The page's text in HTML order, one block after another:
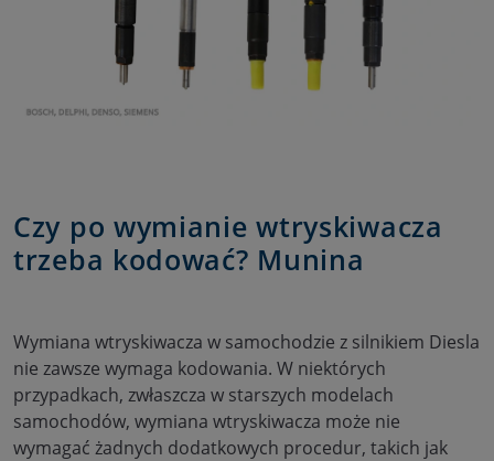
Czy po wymianie wtryskiwacza
trzeba kodować? Munina
Wymiana wtryskiwacza w samochodzie z silnikiem Diesla
nie zawsze wymaga kodowania. W niektórych
przypadkach, zwłaszcza w starszych modelach
samochodów, wymiana wtryskiwacza może nie
wymagać żadnych dodatkowych procedur, takich jak